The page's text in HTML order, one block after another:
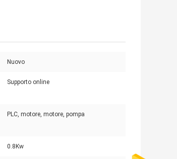
Nuovo
Supporto online
PLC, motore, motore, pompa
0.8Kw